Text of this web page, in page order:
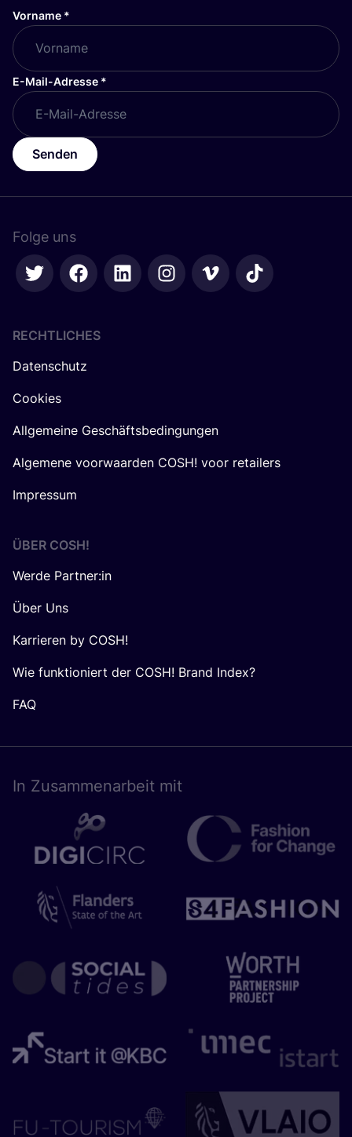
Vorname *
E-Mail-Adresse *
Senden
Folge uns
RECHTLICHES
Datenschutz
Cookies
Allgemeine Geschäftsbedingungen
Algemene voorwaarden COSH! voor retailers
Impressum
ÜBER COSH!
Werde Partner:in
Über Uns
Karrieren by COSH!
Wie funktioniert der COSH! Brand Index?
FAQ
In Zusam­men­ar­beit mit